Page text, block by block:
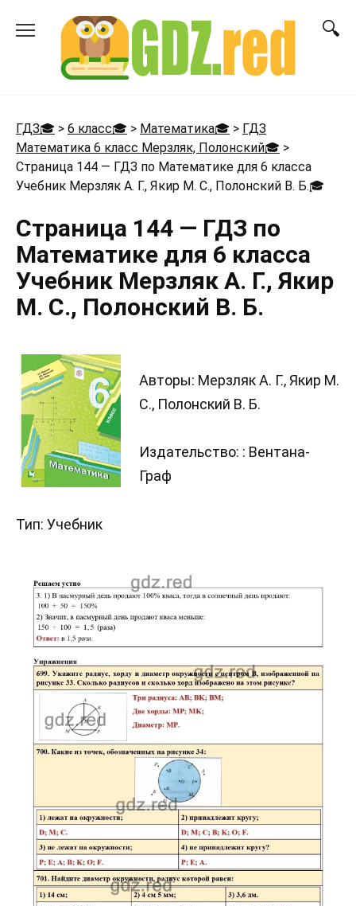
ГДЗ🎓 > 6 класс🎓 > Математика🎓 > ГДЗ
Математика 6 класс Мерзляк, Полонский🎓 >
Страница 144 — ГДЗ по Математике для 6 класса
Учебник Мерзляк А. Г., Якир М. С., Полонский В. Б.🎓
Страница 144 — ГДЗ по
Математике для 6 класса
Учебник Мерзляк А. Г., Якир
М. С., Полонский В. Б.
Авторы: Мерзляк А. Г., Якир М.
С., Полонский В. Б.
Издательство: : Вентана-
Граф
Тип: Учебник